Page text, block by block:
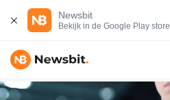
Newsbit
Bekijk in de Google Play store